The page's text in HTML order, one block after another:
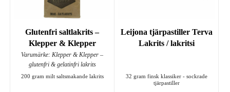
Glutenfri saltlakrits –
Klepper & Klepper
Varumärke: Klepper & Klepper –
glutenfri & gelatinfri lakrits
200 gram milt saltsmakande lakrits
Leijona tjärpastiller Terva
Lakrits / lakritsi
32 gram finsk klassiker - sockrade
tjärpastiller